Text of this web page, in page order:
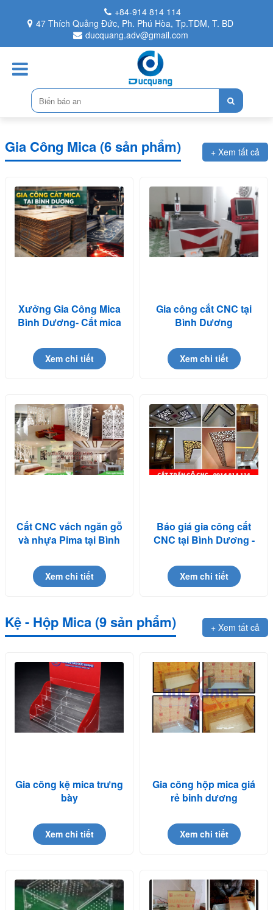
+84-914 814 114
47 Thích Quảng Đức, Ph. Phú Hòa, Tp.TDM, T. BD
ducquang.adv@gmail.com
Gia Công Mica (6 sản phẩm) + Xem tất cả
Xưởng Gia Công Mica
Bình Dương- Cắt mica
Xem chi tiết
Gia công cắt CNC tại
Bình Dương
Xem chi tiết
Cắt CNC vách ngăn gỗ
và nhựa Pima tại Bình
Xem chi tiết
Báo giá gia công cắt
CNC tại Bình Dương -
Xem chi tiết
Kệ - Hộp Mica (9 sản phẩm) + Xem tất cả
Gia công kệ mica trưng
bày
Xem chi tiết
Gia công hộp mica giá
rẻ binh dương
Xem chi tiết